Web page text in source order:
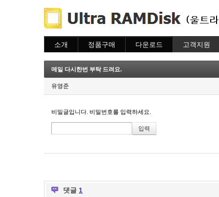
소개 정품구매
주문조회
이용안내
다운로드 고객지원
질문하기
메일 다시한번 부탁 드려요.
유영준
비밀글입니다. 비밀번호를 입력하세요.
댓글 1